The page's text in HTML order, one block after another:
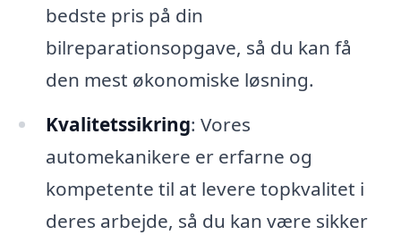
bedste pris på din
bilreparationsopgave, så du kan få
den mest økonomiske løsning.
Kvalitetssikring: Vores
automekanikere er erfarne og
kompetente til at levere topkvalitet i
deres arbejde, så du kan være sikker